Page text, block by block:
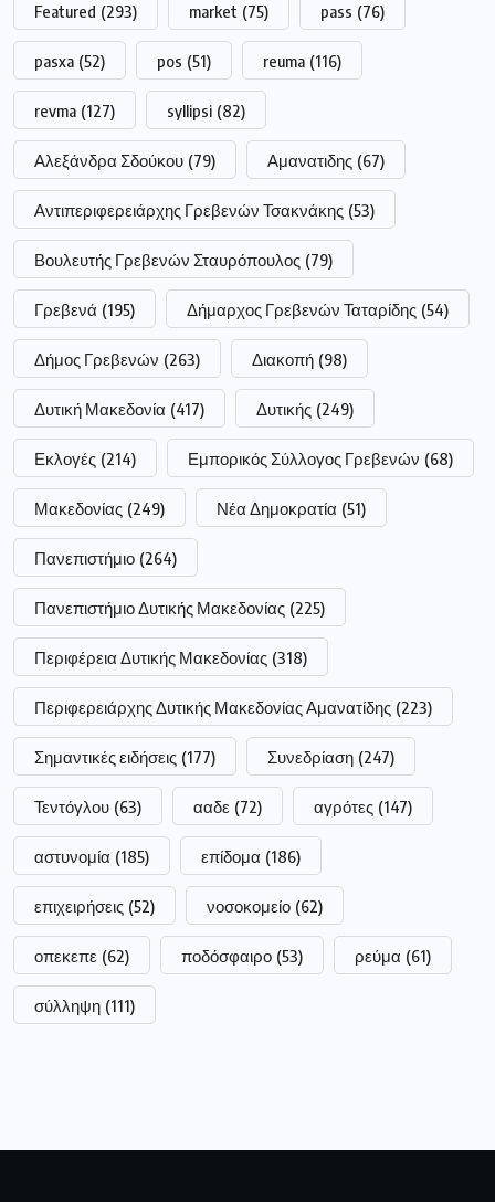
Featured (293) market (75) pass (76)
pasxa (52) pos (51) reuma (116)
revma (127) syllipsi (82)
Αλεξάνδρα Σδούκου (79) Αμανατιδης (67)
Αντιπεριφερειάρχης Γρεβενών Τσακνάκης (53)
Βουλευτής Γρεβενών Σταυρόπουλος (79)
Γρεβενά (195) Δήμαρχος Γρεβενών Ταταρίδης (54)
Δήμος Γρεβενών (263) Διακοπή (98)
Δυτική Μακεδονία (417) Δυτικής (249)
Εκλογές (214) Εμπορικός Σύλλογος Γρεβενών (68)
Μακεδονίας (249) Νέα Δημοκρατία (51)
Πανεπιστήμιο (264)
Πανεπιστήμιο Δυτικής Μακεδονίας (225)
Περιφέρεια Δυτικής Μακεδονίας (318)
Περιφερειάρχης Δυτικής Μακεδονίας Αμανατίδης (223)
Σημαντικές ειδήσεις (177) Συνεδρίαση (247)
Τεντόγλου (63) ααδε (72) αγρότες (147)
αστυνομία (185) επίδομα (186)
επιχειρήσεις (52) νοσοκομείο (62)
οπεκεπε (62) ποδόσφαιρο (53) ρεύμα (61)
σύλληψη (111)